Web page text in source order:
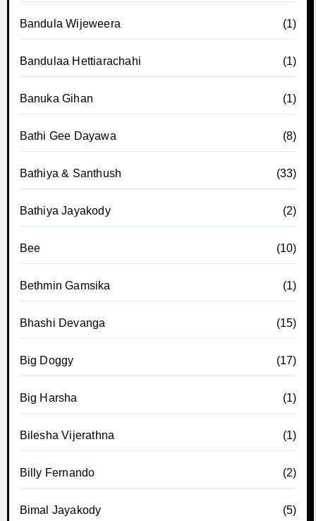
Bandula Wijeweera (1)
Bandulaa Hettiarachahi (1)
Banuka Gihan (1)
Bathi Gee Dayawa (8)
Bathiya & Santhush (33)
Bathiya Jayakody (2)
Bee (10)
Bethmin Gamsika (1)
Bhashi Devanga (15)
Big Doggy (17)
Big Harsha (1)
Bilesha Vijerathna (1)
Billy Fernando (2)
Bimal Jayakody (5)